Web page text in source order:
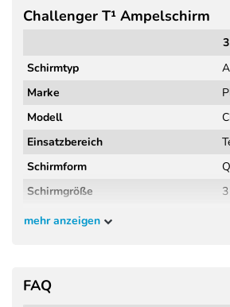
Challenger T¹ Ampelschirm
Schirmtyp
Marke
Modell
Einsatzbereich
Schirmform
Schirmgröße
Schirmfläche
Kopffreiheit
mehr anzeigen
FAQ